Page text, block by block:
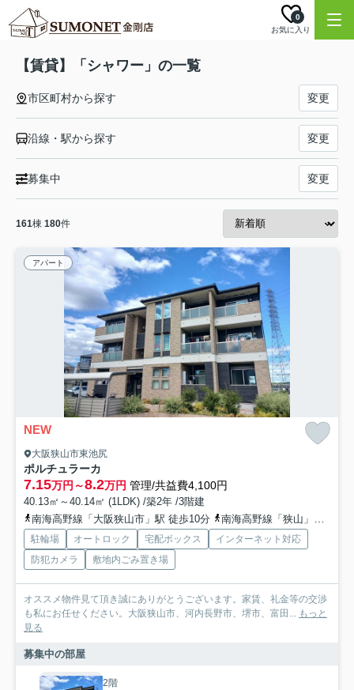
お気に入り
0
【賃貸】「シャワー」の一覧
市区町村から探す 変更
沿線・駅から探す 変更
募集中 変更
161棟 180件
アパート
NEW
大阪狭山市東池尻
ポルチュラーカ
7.15万円～8.2万円 管理/共益費4,100円
40.13㎡～40.14㎡ (1LDK) /築2年 /3階建
南海高野線「大阪狭山市」駅 徒歩10分
南海高野線「狭山」駅 徒歩16分
駐輪場 オートロック 宅配ボックス
インターネット対応
防犯カメラ
敷地内ごみ置き場
オススメ物件見て頂き誠にありがとうございます。家賃、礼金等の交渉
も私にお任せください。大阪狭山市、河内長野市、堺市、富田... もっと
見る
募集中の部屋
2階